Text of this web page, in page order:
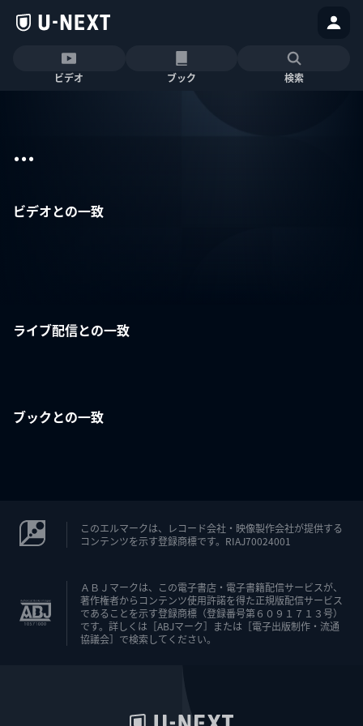
ビデオ ブック 検索
...
ビデオとの一致
ライブ配信との一致
ブックとの一致
このエルマークは、レコード会社・映像製作会社が提供する
コンテンツを示す登録商標です。RIAJ70024001
ＡＢＪマークは、この電子書店・電子書籍配信サービスが、
著作権者からコンテンツ使用許諾を得た正規版配信サービス
であることを示す登録商標（登録番号第６０９１７１３号）
です。詳しくは［ABJマーク］または［電子出版制作・流通
協議会］で検索してください。